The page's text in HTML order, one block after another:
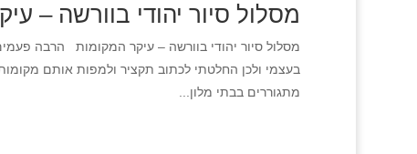
מסלול סיור יהודי בוורשה –
מסלול סיור יהודי בוורשה – עיקר המקומות הרבה
בעצמי ולכן החלטתי לכתוב תקציר ולמפות אותם
מתגוררים בבתי מלון...